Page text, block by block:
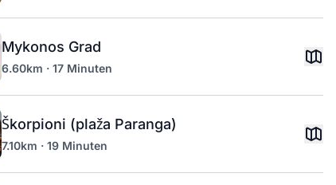
Mykonos Grad
6.60km · 17 Minuten
Škorpioni (plaža Paranga)
7.10km · 19 Minuten